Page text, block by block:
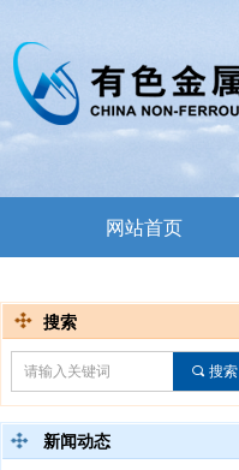
网站首页
搜索
끠 搜索
新闻动态